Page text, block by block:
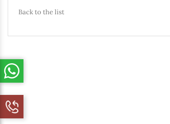
Back to the list